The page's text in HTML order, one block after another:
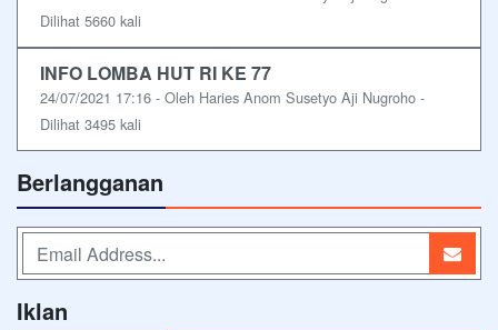
Dilihat 5660 kali
INFO LOMBA HUT RI KE 77
24/07/2021 17:16 - Oleh Haries Anom Susetyo Aji Nugroho -
Dilihat 3495 kali
Berlangganan
Iklan